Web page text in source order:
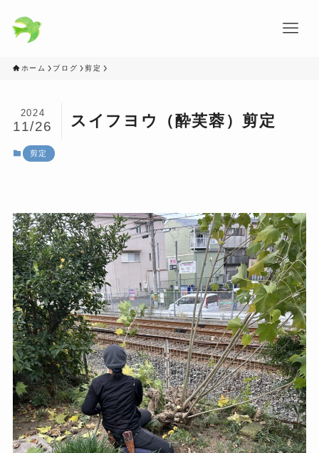
ホーム ブログ 剪定
スイフヨウ（酔芙蓉）剪定
2024
11/26
剪定